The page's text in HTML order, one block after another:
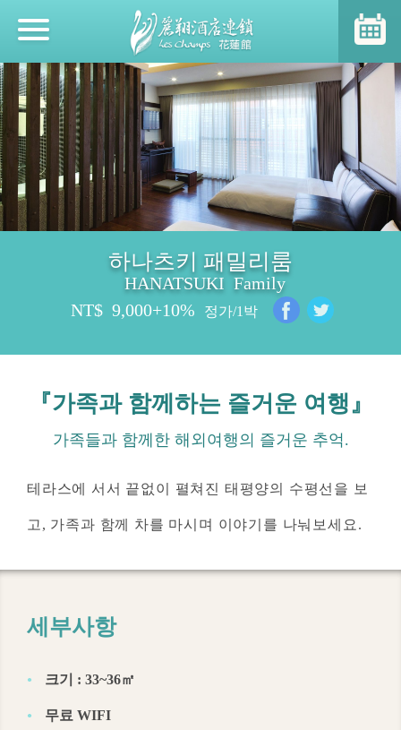
소식
호텔소개
객실
다이닝
교통
하나츠키 패밀리룸
HANATSUKI Family
NT$ 9,000+10% 정가/1박
『가족과 함께하는 즐거운 여행』
가족들과 함께한 해외여행의 즐거운 추억.
테라스에 서서 끝없이 펼쳐진 태평양의 수평선을 보
고, 가족과 함께 차를 마시며 이야기를 나눠보세요.
세부사항
크기 : 33~36㎡
무료 WIFI